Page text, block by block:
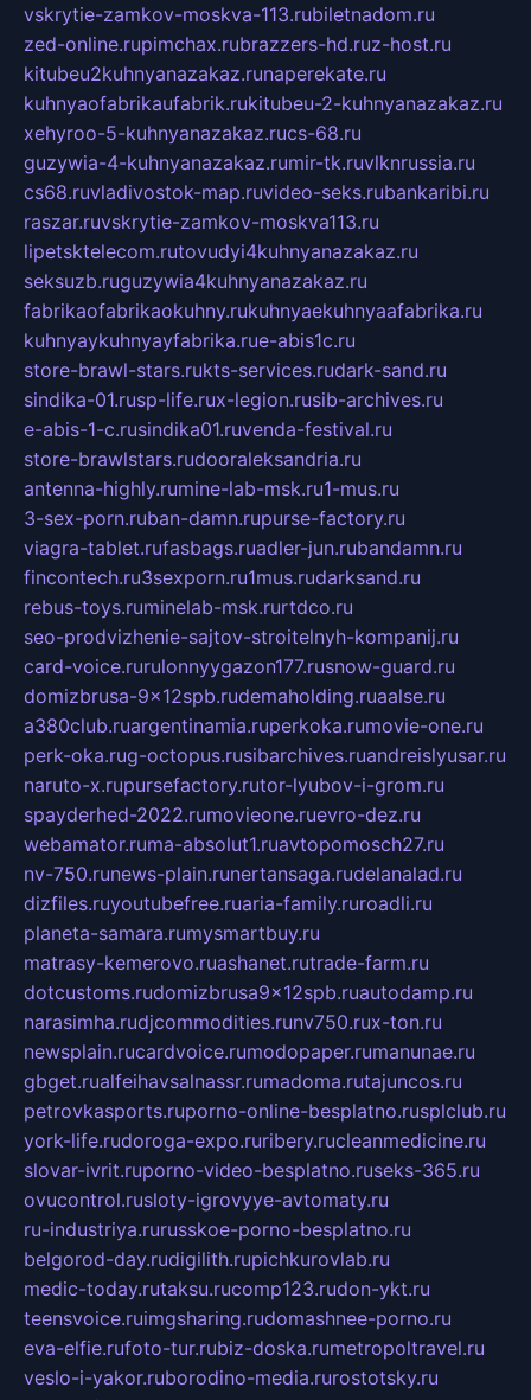
vskrytie-zamkov-moskva-113.rubiletnadom.ru
zed-online.rupimchax.rubrazzers-hd.ruz-host.ru
kitubeu2kuhnyanazakaz.runaperekate.ru
kuhnyaofabrikaufabrik.rukitubeu-2-kuhnyanazakaz.ru
xehyroo-5-kuhnyanazakaz.rucs-68.ru
guzywia-4-kuhnyanazakaz.rumir-tk.ruvlknrussia.ru
cs68.ruvladivostok-map.ruvideo-seks.rubankaribi.ru
raszar.ruvskrytie-zamkov-moskva113.ru
lipetsktelecom.rutovudyi4kuhnyanazakaz.ru
seksuzb.ruguzywia4kuhnyanazakaz.ru
fabrikaofabrikaokuhny.rukuhnyaekuhnyaafabrika.ru
kuhnyaykuhnyayfabrika.rue-abis1c.ru
store-brawl-stars.rukts-services.rudark-sand.ru
sindika-01.rusp-life.rux-legion.rusib-archives.ru
e-abis-1-c.rusindika01.ruvenda-festival.ru
store-brawlstars.rudooraleksandria.ru
antenna-highly.rumine-lab-msk.ru1-mus.ru
3-sex-porn.ruban-damn.rupurse-factory.ru
viagra-tablet.rufasbags.ruadler-jun.rubandamn.ru
fincontech.ru3sexporn.ru1mus.rudarksand.ru
rebus-toys.ruminelab-msk.rurtdco.ru
seo-prodvizhenie-sajtov-stroitelnyh-kompanij.ru
card-voice.rurulonnyygazon177.rusnow-guard.ru
domizbrusa-9x12spb.rudemaholding.ruaalse.ru
a380club.ruargentinamia.ruperkoka.rumovie-one.ru
perk-oka.rug-octopus.rusibarchives.ruandreislyusar.ru
naruto-x.rupursefactory.rutor-lyubov-i-grom.ru
spayderhed-2022.rumovieone.ruevro-dez.ru
webamator.ruma-absolut1.ruavtopomosch27.ru
nv-750.runews-plain.runertansaga.rudelanalad.ru
dizfiles.ruyoutubefree.ruaria-family.ruroadli.ru
planeta-samara.rumysmartbuy.ru
matrasy-kemerovo.ruashanet.rutrade-farm.ru
dotcustoms.rudomizbrusa9x12spb.ruautodamp.ru
narasimha.rudjcommodities.runv750.rux-ton.ru
newsplain.rucardvoice.rumodopaper.rumanunae.ru
gbget.rualfeihavsalnassr.rumadoma.rutajuncos.ru
petrovkasports.ruporno-online-besplatno.rusplclub.ru
york-life.rudoroga-expo.ruribery.rucleanmedicine.ru
slovar-ivrit.ruporno-video-besplatno.ruseks-365.ru
ovucontrol.rusloty-igrovyye-avtomaty.ru
ru-industriya.rurusskoe-porno-besplatno.ru
belgorod-day.rudigilith.rupichkurovlab.ru
medic-today.rutaksu.rucomp123.rudon-ykt.ru
teensvoice.ruimgsharing.rudomashnee-porno.ru
eva-elfie.rufoto-tur.rubiz-doska.rumetropoltravel.ru
veslo-i-yakor.ruborodino-media.rurostotsky.ru